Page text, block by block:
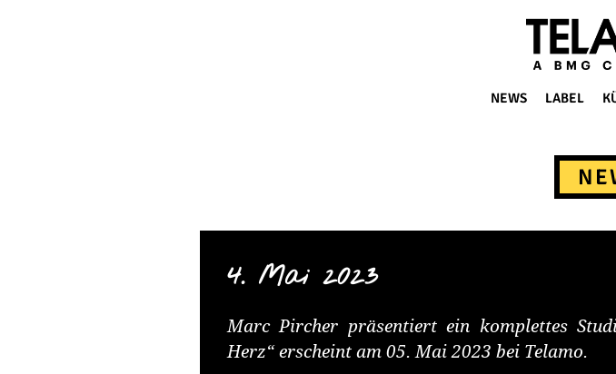
NEWS LABEL
4. Mai 2023
Marc Pircher präsentiert ein komplettes
Herz“ erscheint am 05. Mai 2023 bei Telamo.